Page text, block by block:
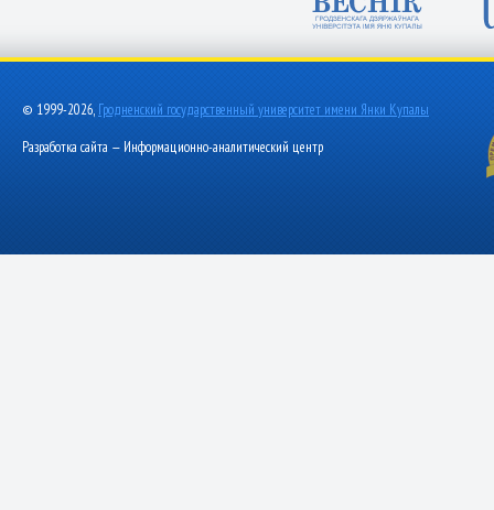
© 1999-2026, Гродненский государственный университет имени Янки Купалы
Разработка сайта — Информационно-аналитический центр